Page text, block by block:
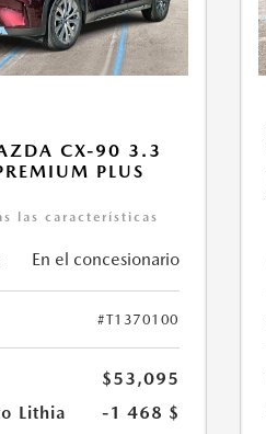
CX-90 3.3
PLUS
las características
En el concesionario
#T1370100
$53,095
Lithia
-1 468 $